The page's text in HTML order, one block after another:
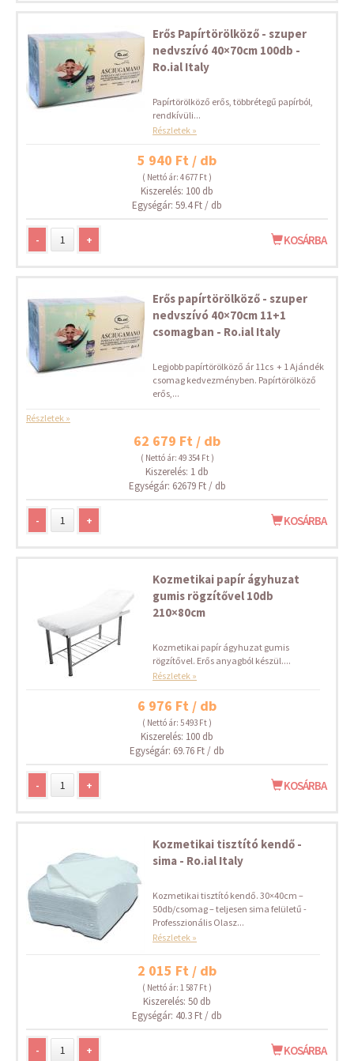
Erős Papírtörölköző - szuper
nedvszívó 40×70cm 100db -
Ro.ial Italy
Papírtörölköző erős, többrétegű papírból,
rendkívüli...
Részletek »
5 940 Ft / db
( Nettó ár: 4 677 Ft )
Kiszerelés: 100 db
Egységár: 59.4 Ft / db
- + KOSÁRBA
Erős papírtörölköző - szuper
nedvszívó 40×70cm 11+1
csomagban - Ro.ial Italy
Legjobb papírtörölköző ár 11cs + 1 Ajándék
csomag kedvezményben. Papírtörölköző
erős,...
Részletek »
62 679 Ft / db
( Nettó ár: 49 354 Ft )
Kiszerelés: 1 db
Egységár: 62679 Ft / db
- + KOSÁRBA
Kozmetikai papír ágyhuzat
gumis rögzítővel 10db
210×80cm
Kozmetikai papír ágyhuzat gumis
rögzítővel. Erős anyagból készül....
Részletek »
6 976 Ft / db
( Nettó ár: 5 493 Ft )
Kiszerelés: 100 db
Egységár: 69.76 Ft / db
- + KOSÁRBA
Kozmetikai tisztító kendő -
sima - Ro.ial Italy
Kozmetikai tisztító kendő. 30×40cm –
50db/csomag – teljesen sima felületű -
Professzionális Olasz...
Részletek »
2 015 Ft / db
( Nettó ár: 1 587 Ft )
Kiszerelés: 50 db
Egységár: 40.3 Ft / db
- + KOSÁRBA